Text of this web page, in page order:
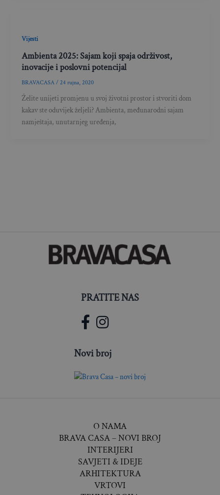
Vijesti
Ambienta 2025: Sajam koji spaja održivost,
inovacije i poslovni potencijal
BRAVACASA/24 rujna, 2020
Želite unijeti promjenu u svoj životni prostor i stvoriti dom
kakav ste oduvijek željeli? Ambienta, međunarodni sajam
namještaja, unutarnjeg uređenja,
PRATITE NAS
Novi broj
O NAMA
BRAVA CASA – NOVI BROJ
INTERIJERI
SAVJETI & IDEJE
ARHITEKTURA
VRTOVI